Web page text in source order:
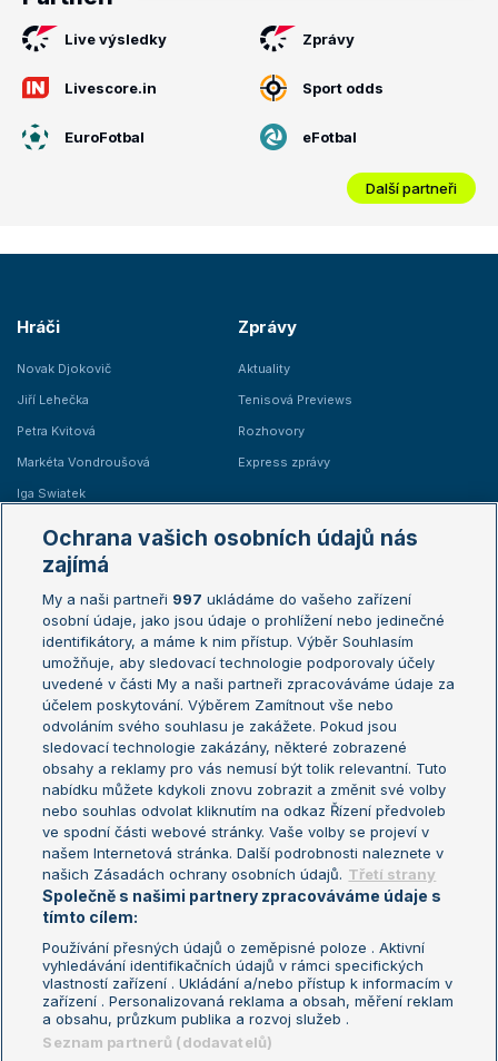
Live výsledky Zprávy
Livescore.in Sport odds
EuroFotbal eFotbal
Další partneři
Hráči
Novak Djokovič
Jiří Lehečka
Petra Kvitová
Markéta Vondroušová
Iga Swiatek
Zprávy
Aktuality
Tenisová Previews
Rozhovory
Express zprávy
Žebříčky
Žebříček ATP (muži)
Žebříček WTA (ženy)
Sázkařský žebříček
Australian Open
French Open
Wimbledon
US Open
Turnaj mistrů
Turnaj mistryň
Aktualní trendy
Fotbalové přestupy
Livesport Daily
LS Prague Open
Podmínky užití
Nastavení soukromí
GDPR a žurnalistika
Reklama
Kontakt
Informace o zpracování osobních
údajů
Ochrana vašich osobních údajů nás
zajímá
My a naši partneři 997 ukládáme do vašeho zařízení
osobní údaje, jako jsou údaje o prohlížení nebo jedinečné
identifikátory, a máme k nim přístup. Výběr Souhlasím
umožňuje, aby sledovací technologie podporovaly účely
uvedené v části My a naši partneři zpracováváme údaje za
účelem poskytování. Výběrem Zamítnout vše nebo
odvoláním svého souhlasu je zakážete. Pokud jsou
sledovací technologie zakázány, některé zobrazené
obsahy a reklamy pro vás nemusí být tolik relevantní. Tuto
nabídku můžete kdykoli znovu zobrazit a změnit své volby
nebo souhlas odvolat kliknutím na odkaz Řízení předvoleb
ve spodní části webové stránky. Vaše volby se projeví v
našem Internetová stránka. Další podrobnosti naleznete v
našich Zásadách ochrany osobních údajů. Třetí strany
Společně s našimi partnery zpracováváme údaje s
tímto cílem:
Používání přesných údajů o zeměpisné poloze . Aktivní
vyhledávání identifikačních údajů v rámci specifických
vlastností zařízení . Ukládání a/nebo přístup k informacím v
zařízení . Personalizovaná reklama a obsah, měření reklam
a obsahu, průzkum publika a rozvoj služeb .
Seznam partnerů (dodavatelů)